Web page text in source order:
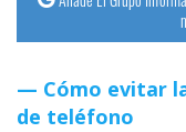
Cómo evitar
de teléfono